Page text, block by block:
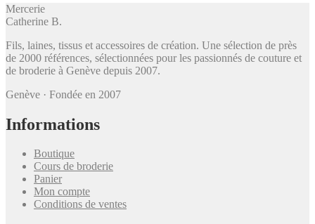
Mercerie
Catherine B.
Fils, laines, tissus et accessoires de création. Une sélection de près
de 2000 références, sélectionnées pour les passionnés de couture et
de broderie à Genève depuis 2007.
Genève · Fondée en 2007
Informations
Boutique
Cours de broderie
Panier
Mon compte
Conditions de ventes